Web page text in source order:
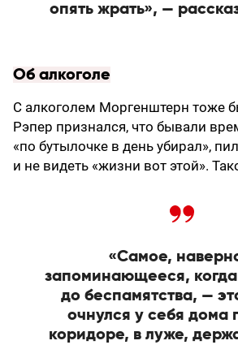
опять жрать», —
Об алкоголе
С алкоголем Моргенштерн тоже
Рэпер признался, что бывали
«по бутылочке в день убирал»,
и не видеть «жизни вот этой».
«Самое,
запоминающееся,
до беспамятства, —
очнулся у себя дома
коридоре, в луже,